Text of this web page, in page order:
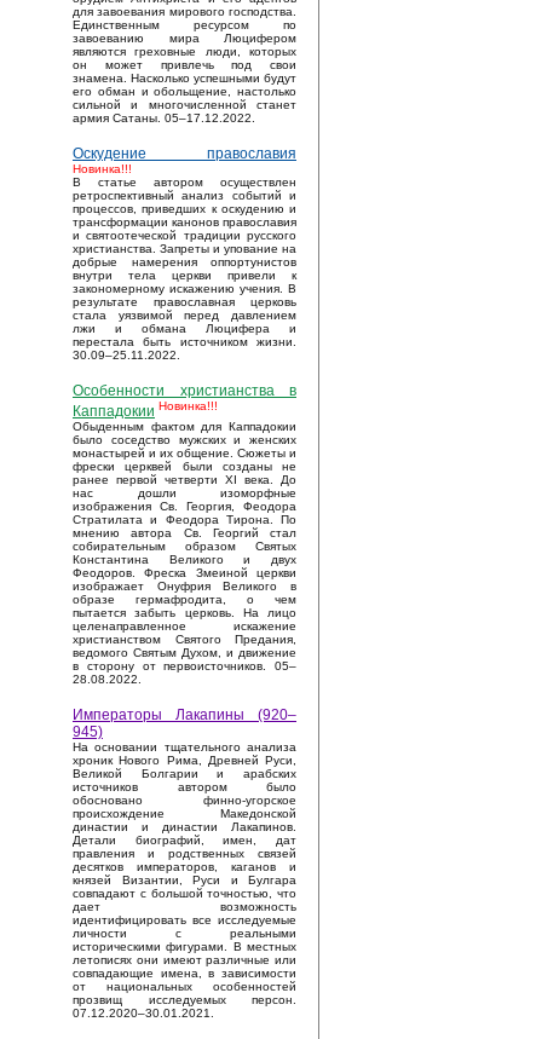
для завоевания мирового господства.
Единственным ресурсом по
завоеванию мира Люцифером
являются греховные люди, которых
он может привлечь под свои
знамена. Насколько успешными будут
его обман и обольщение, настолько
сильной и многочисленной станет
армия Сатаны. 05–17.12.2022.
Оскудение православия
Новинка!!!
В статье автором осуществлен
ретроспективный анализ событий и
процессов, приведших к оскудению и
трансформации канонов православия
и святоотеческой традиции русского
христианства. Запреты и упование на
добрые намерения оппортунистов
внутри тела церкви привели к
закономерному искажению учения. В
результате православная церковь
стала уязвимой перед давлением
лжи и обмана Люцифера и
перестала быть источником жизни.
30.09–25.11.2022.
Особенности христианства в
Каппадокии Новинка!!!
Обыденным фактом для Каппадокии
было соседство мужских и женских
монастырей и их общение. Сюжеты и
фрески церквей были созданы не
ранее первой четверти XI века. До
нас дошли изоморфные
изображения Св. Георгия, Феодора
Стратилата и Феодора Тирона. По
мнению автора Св. Георгий стал
собирательным образом Святых
Константина Великого и двух
Феодоров. Фреска Змеиной церкви
изображает Онуфрия Великого в
образе гермафродита, о чем
пытается забыть церковь. На лицо
целенаправленное искажение
христианством Святого Предания,
ведомого Святым Духом, и движение
в сторону от первоисточников. 05–
28.08.2022.
Императоры Лакапины (920–
945)
На основании тщательного анализа
хроник Нового Рима, Древней Руси,
Великой Болгарии и арабских
источников автором было
обосновано финно-угорское
происхождение Македонской
династии и династии Лакапинов.
Детали биографий, имен, дат
правления и родственных связей
десятков императоров, каганов и
князей Византии, Руси и Булгара
совпадают с большой точностью, что
дает возможность
идентифицировать все исследуемые
личности с реальными
историческими фигурами. В местных
летописях они имеют различные или
совпадающие имена, в зависимости
от национальных особенностей
прозвищ исследуемых персон.
07.12.2020–30.01.2021.